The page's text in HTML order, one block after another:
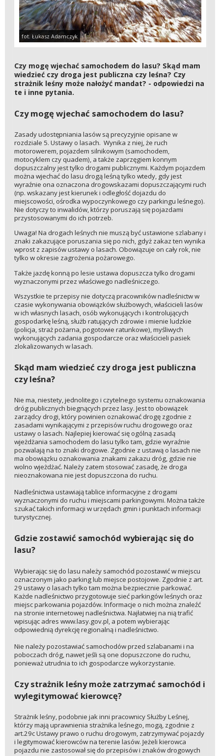
fot. Łukasz Adamczyk
Czy mogę wjechać samochodem do lasu? Skąd mam
wiedzieć czy droga jest publiczna czy leśna? Czy
strażnik leśny może nałożyć mandat? - odpowiedzi na
te i inne pytania.
Czy mogę wjechać samochodem do lasu?
Zasady udostępniania lasów są precyzyjnie opisane w
rozdziale 5. Ustawy o lasach. Wynika z niej, że ruch
motorowerem, pojazdem silnikowym (samochodem,
motocyklem czy quadem), a także zaprzęgiem konnym
dopuszczalny jest tylko drogami publicznymi. Każdym pojazdem
można wjechać do lasu drogą leśną tylko wtedy, gdy jest
wyraźnie ona oznaczona drogowskazami dopuszczającymi ruch
(np. wskazany jest kierunek i odległość dojazdu do
miejscowości, ośrodka wypoczynkowego czy parkingu leśnego).
Nie dotyczy to inwalidów, którzy poruszają się pojazdami
przystosowanymi do ich potrzeb.
Uwaga! Na drogach leśnych nie muszą być ustawione szlabany i
znaki zakazujące poruszania się po nich, gdyż zakaz ten wynika
wprost z zapisów ustawy o lasach. Obowiązuje on cały rok, nie
tylko w okresie zagrożenia pożarowego.
Także jazdę konną po lesie ustawa dopuszcza tylko drogami
wyznaczonymi przez właściwego nadleśniczego.
Wszystkie te przepisy nie dotyczą pracowników nadleśnictw w
czasie wykonywania obowiązków służbowych, właścicieli lasów
w ich własnych lasach, osób wykonujących i kontrolujących
gospodarkę leśną, służb ratujących zdrowie i mienie ludzkie
(policja, straż pożarna, pogotowie ratunkowe), myśliwych
wykonujących zadania gospodarcze oraz właścicieli pasiek
zlokalizowanych w lasach.
Skąd mam wiedzieć czy droga jest publiczna
czy leśna?
Nie ma, niestety, jednolitego i czytelnego systemu oznakowania
dróg publicznych biegnących przez lasy. Jest to obowiązek
zarządcy drogi, który powinien oznakować drogę zgodnie z
zasadami wynikającymi z przepisów ruchu drogowego oraz
ustawy o lasach. Najlepiej kierować się ogólną zasadą
wjeżdżania samochodem do lasu tylko tam, gdzie wyraźnie
pozwalają na to znaki drogowe. Zgodnie z ustawą o lasach nie
ma obowiązku oznakowania znakami zakazu dróg, gdzie nie
wolno wjeżdżać. Należy zatem stosować zasadę, że droga
nieoznakowana nie jest dopuszczona do ruchu.
Nadleśnictwa ustawiają tablice informacyjne z drogami
wyznaczonymi do ruchu i miejscami parkingowymi. Można także
szukać takich informacji w urzędach gmin i punktach informacji
turystycznej.
Gdzie zostawić samochód wybierając się do
lasu?
Wybierając się do lasu należy samochód pozostawić w miejscu
oznaczonym jako parking lub miejsce postojowe. Zgodnie z art.
29 ustawy o lasach tylko tam można bezpiecznie parkować.
Każde nadleśnictwo przygotowuje sieć parkingów leśnych oraz
miejsc parkowania pojazdów. Informacje o nich można znaleźć
na stronie internetowej nadleśnictwa. Najłatwiej na nią trafić
wpisując adres www.lasy.gov.pl, a potem wybierając
odpowiednią dyrekcję regionalną i nadleśnictwo.
Nie należy pozostawiać samochodów przed szlabanami i na
poboczach dróg, nawet jeśli są one dopuszczone do ruchu,
ponieważ utrudnia to ich gospodarcze wykorzystanie.
Czy strażnik leśny może zatrzymać samochód i
wylegitymować kierowcę?
Strażnik leśny, podobnie jak inni pracownicy Służby Leśnej,
którzy mają uprawnienia strażnika leśnego, mogą, zgodnie z
art.29c Ustawy prawo o ruchu drogowym, zatrzymywać pojazdy
i legitymować kierowców na terenie lasów. Jeżeli kierowca
pojazdu nie zastosował się do przepisów i znaków drogowych